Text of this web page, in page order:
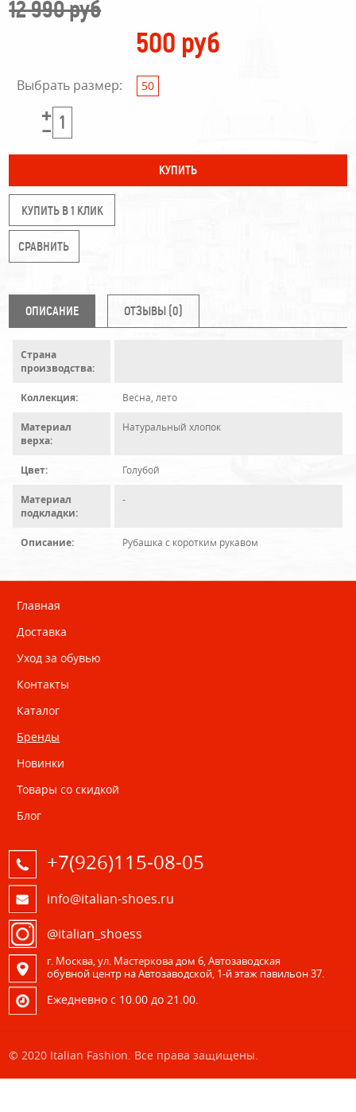
12 990 руб
500 руб
Выбрать размер: 50
КУПИТЬ В 1 КЛИК
ОПИСАНИЕ ОТЗЫВЫ (0)
Страна
производства:
Коллекция: Весна, лето
Материал
верха:
Натуральный хлопок
Цвет: Голубой
Материал
подкладки:
-
Описание: Рубашка с коротким рукавом
Главная
Доставка
Уход за обувью
Контакты
Каталог
Бренды
Новинки
Товары со скидкой
Блог
+7(926)115-08-05
info@italian-shoes.ru
@italian_shoess
г. Москва, ул. Мастеркова дом 6, Автозаводская
обувной центр на Автозаводской, 1-й этаж павильон 37.
Eжедневно с 10.00 до 21.00.
© 2020 Italian Fashion. Все права защищены.